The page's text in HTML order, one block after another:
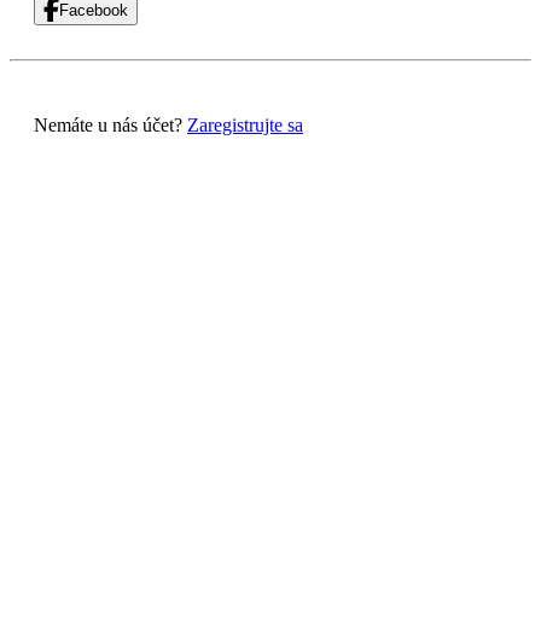
Facebook
Nemáte u nás účet? Zaregistrujte sa